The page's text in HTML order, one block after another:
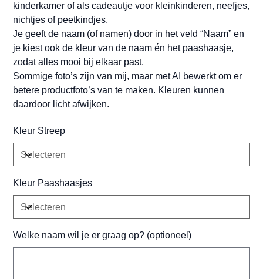
kinderkamer of als cadeautje voor kleinkinderen, neefjes,
nichtjes of peetkindjes.
Je geeft de naam (of namen) door in het veld “Naam” en
je kiest ook de kleur van de naam én het paashaasje,
zodat alles mooi bij elkaar past.
Sommige foto’s zijn van mij, maar met AI bewerkt om er
betere productfoto’s van te maken. Kleuren kunnen
daardoor licht afwijken.
Kleur Streep
Kleur Paashaasjes
Welke naam wil je er graag op? (optioneel)